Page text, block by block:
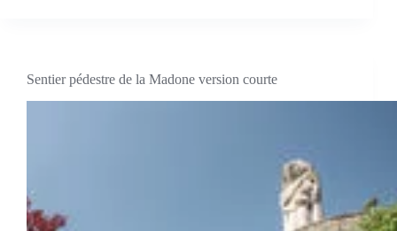
Sentier pédestre de la Madone version courte